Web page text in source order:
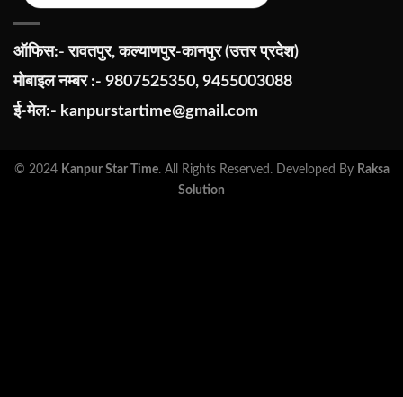
ऑफिस:- रावतपुर, कल्याणपुर-कानपुर (उत्तर प्रदेश)
मोबाइल नम्बर :- 9807525350, 9455003088
ई-मेल:- kanpurstartime@gmail.com
© 2024 Kanpur Star Time. All Rights Reserved. Developed By Raksa
Solution